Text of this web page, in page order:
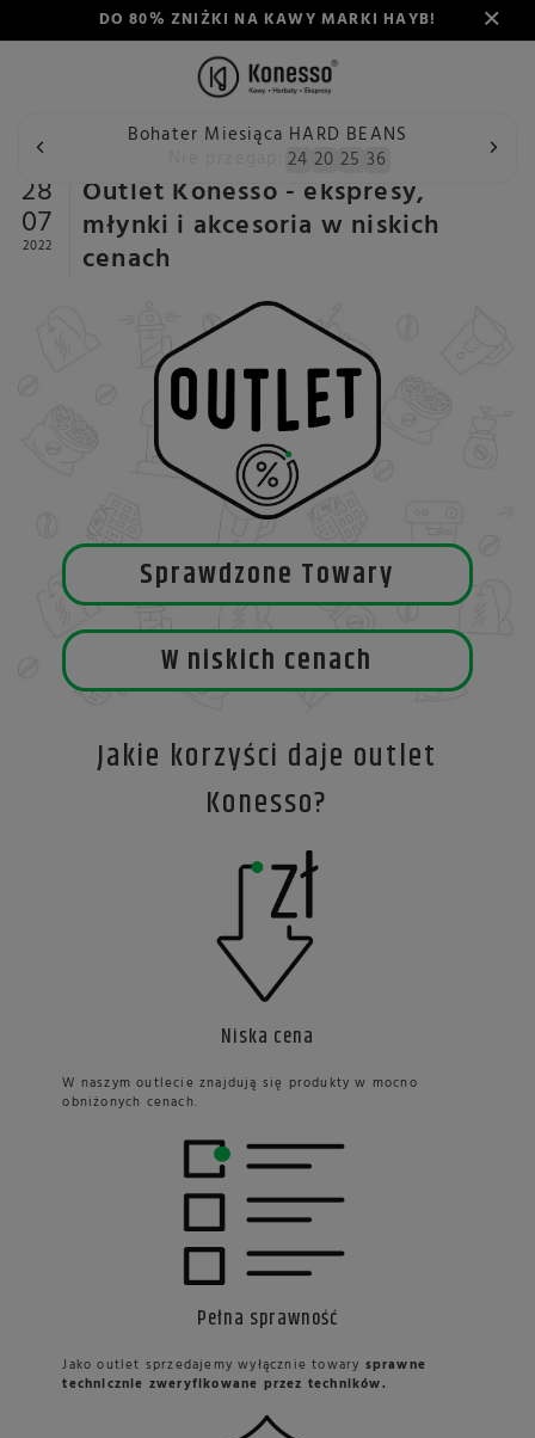
DO 80% ZNIŻKI NA KAWY MARKI HAYB!
Bohater Miesiąca HARD BEANS
24 20 25 36
Wstecz Konesso Aktualności Outlet Konesso -
28
07
2022
Outlet Konesso - ekspresy,
młynki i akcesoria w niskich
cenach
Sprawdzone Towary
W niskich cenach
Jakie korzyści daje outlet
Konesso?
Niska cena
W naszym outlecie znajdują się produkty w mocno
obniżonych cenach.
Pełna sprawność
Jako outlet sprzedajemy wyłącznie towary sprawne
technicznie zweryfikowane przez techników.